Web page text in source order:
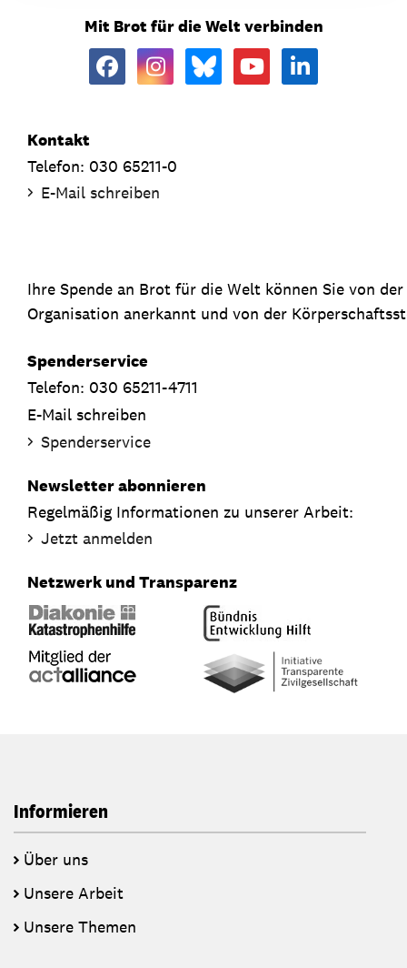
Mit Brot für die Welt verbinden
Kontakt
Telefon: 030 65211-0
E-Mail schreiben
Ihre Spende an Brot für die Welt können Sie von
Organisation anerkannt und von der
Spenderservice
Telefon: 030 65211-4711
E-Mail schreiben
Spenderservice
Newsletter abonnieren
Regelmäßig Informationen zu unserer Arbeit:
Jetzt anmelden
Netzwerk und Transparenz
Informieren
Über uns
Unsere Arbeit
Unsere Themen